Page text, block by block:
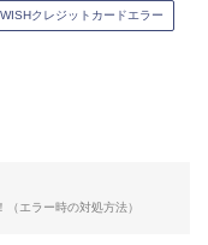
クレジットカードエラー
エラー時の対処方法）